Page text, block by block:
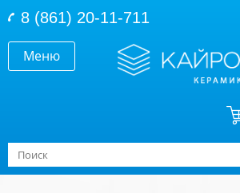
Меню
8 (861) 20-11-711
Форма поиска
Поиск